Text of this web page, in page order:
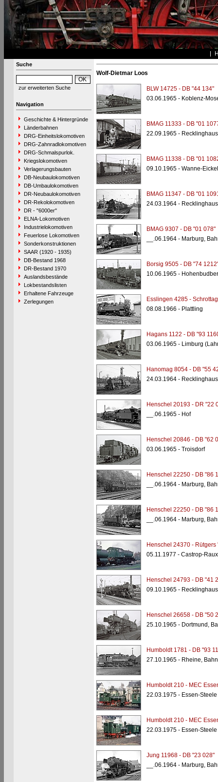
Suche
zur erweiterten Suche
Navigation
Geschichte & Hintergründe
Länderbahnen
DRG-Einheitslokomotiven
DRG-Zahnradlokomotiven
DRG-Schmalspurlok.
Kriegslokomotiven
Verlagerungsbauten
DB-Neubaulokomotiven
DB-Umbaulokomotiven
DR-Neubaulokomotiven
DR-Rekolokomotiven
DR - "6000er"
ELNA-Lokomotiven
Industrielokomotiven
Feuerlose Lokomotiven
Sonderkonstruktionen
SAAR (1920 - 1935)
DB-Bestand 1968
DR-Bestand 1970
Auslandsbestände
Lokbestandslisten
Erhaltene Fahrzeuge
Zerlegungen
Wolf-Dietmar Loos
BLW 14725 - DB "44 134"
03.06.1965 - Koblenz-
BMAG 11333 - DB "01
22.09.1965 -
BMAG 11338 - DB "01
09.10.1965 - Wanne-
BMAG 11347 - DB "01
24.03.1964 -
BMAG 9307 - DB "01 078"
__.06.1964 - Marburg,
Borsig 9505 - DB "74
10.06.1965 -
Esslingen 4285 -
08.08.1966 - Plattling
Hagans 1122 - DB "93
03.06.1965 - Limburg
Hanomag 8054 - DB "55
24.03.1964 -
Henschel 20193 - DR "22
__.06.1965 - Hof
Henschel 20846 - DB "62
03.06.1965 - Troisdorf
Henschel 22250 - DB "86
__.06.1964 - Marburg,
Henschel 22250 - DB "86
__.06.1964 - Marburg,
Henschel 24370 - Rütgers
05.11.1977 - Castrop-
Henschel 24793 - DB "41
09.10.1965 -
Henschel 26658 - DB "50
25.10.1965 - Dortmund,
Humboldt 1781 - DB "93
27.10.1965 - Rheine,
Humboldt 210 - MEC
22.03.1975 - Essen-Steele
Humboldt 210 - MEC
22.03.1975 - Essen-Steele
Jung 11968 - DB "23 028"
__.06.1964 - Marburg,